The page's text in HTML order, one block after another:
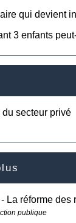
qui devient
3 enfants
secteur privé
La réforme
publique